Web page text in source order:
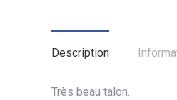
Description
Très beau talon.